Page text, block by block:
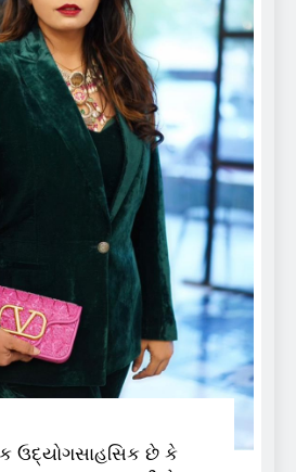
ઉદ્યોગસાહસિક છે કે